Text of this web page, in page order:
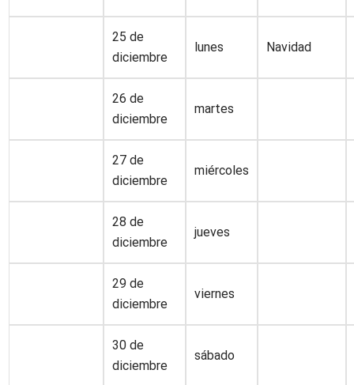
25 de
diciembre
lunes Navidad
26 de
diciembre
martes
27 de
diciembre
miércoles
28 de
diciembre
jueves
29 de
diciembre
viernes
30 de
diciembre
sábado